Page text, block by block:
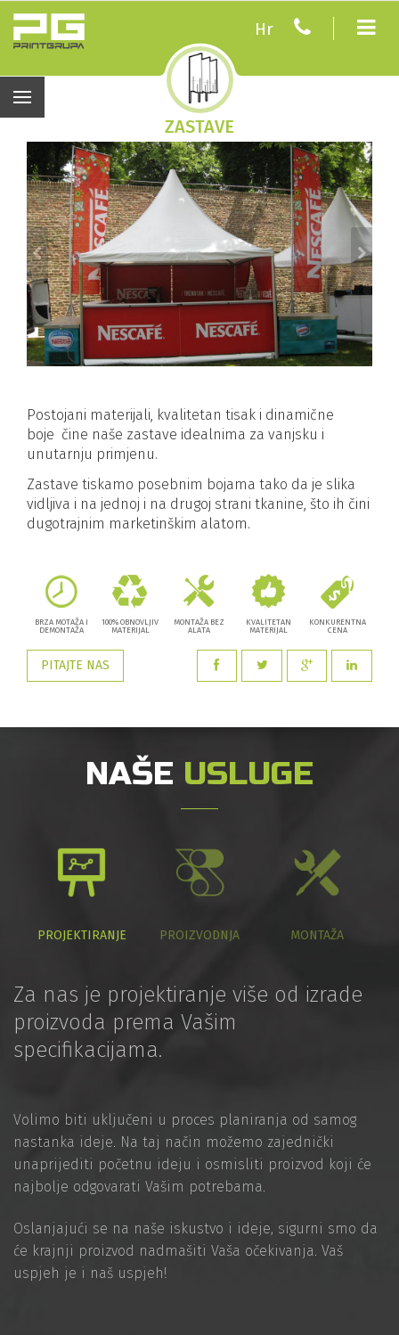
Hr
ZASTAVE
Postojani materijali, kvalitetan tisak i dinamične
boje čine naše zastave idealnima za vanjsku i
unutarnju primjenu.
Zastave tiskamo posebnim bojama tako da je slika
vidljiva i na jednoj i na drugoj strani tkanine, što ih čini
dugotrajnim marketinškim alatom.
BRZA MOTAŽA I
DEMONTAŽA
100% OBNOVLJIV
MATERIJAL
MONTAŽA BEZ
ALATA
KVALITETAN
MATERIJAL
KONKURENTNA
CENA
PITAJTE NAS
NAŠE USLUGE
PROJEKTIRANJE PROIZVODNJA MONTAŽA
Za nas je projektiranje više od izrade
proizvoda prema Vašim
specifikacijama.
Volimo biti uključeni u proces planiranja od samog
nastanka ideje. Na taj način možemo zajednički
unaprijediti početnu ideju i osmisliti proizvod koji će
najbolje odgovarati Vašim potrebama.
Oslanjajući se na naše iskustvo i ideje, sigurni smo da
će krajnji proizvod nadmašiti Vaša očekivanja. Vaš
uspjeh je i naš uspjeh!